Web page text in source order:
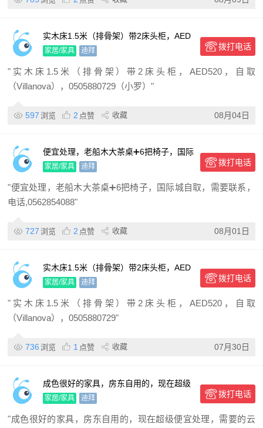
实木床1.5米（排骨架）带2床头柜，AED
520，自取（Villanova）
家居/家具 迪拜 拨打电话
"实木床1.5米（排骨架）带2床头柜，AED520，自取
（Villanova），0505880729（小罗）"
597 浏览 2 点赞 收藏 08月04日
便宜处理，老船木大茶桌➕6把椅子，国际
城自取，需要联系
家居/家具 迪拜 拨打电话
"便宜处理，老船木大茶桌➕6把椅子，国际城自取，需要联系，
电话,0562854088"
727 浏览 2 点赞 收藏 08月01日
实木床1.5米（排骨架）带2床头柜，AED
520，自取（Villanova）
家居/家具 迪拜 拨打电话
"实木床1.5米（排骨架）带2床头柜，AED520，自取
（Villanova），0505880729"
736 浏览 1 点赞 收藏 07月30日
成色很好的家具，房东自用的，现在超级
便宜处理，需要的云溪港自提
家居/家具 迪拜 拨打电话
"成色很好的家具，房东自用的，现在超级便宜处理，需要的云